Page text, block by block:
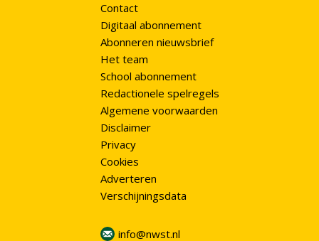
Contact
Digitaal abonnement
Abonneren nieuwsbrief
Het team
School abonnement
Redactionele spelregels
Algemene voorwaarden
Disclaimer
Privacy
Cookies
Adverteren
Verschijningsdata
info@nwst.nl